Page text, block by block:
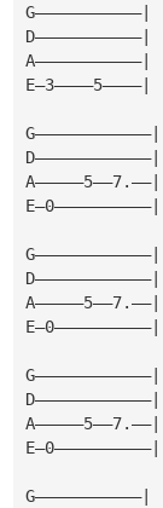
G———————————|
A———————————|
E—3————5————|
G———————————|